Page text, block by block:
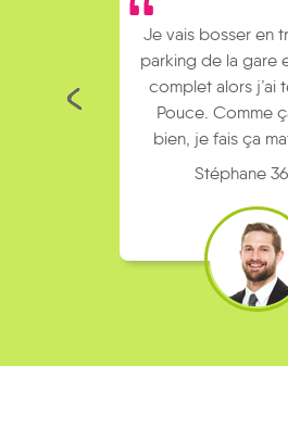
Je vais bosser en
parking de la gare
complet alors j’ai
Pouce. Comme
bien, je fais ça
Stéphane